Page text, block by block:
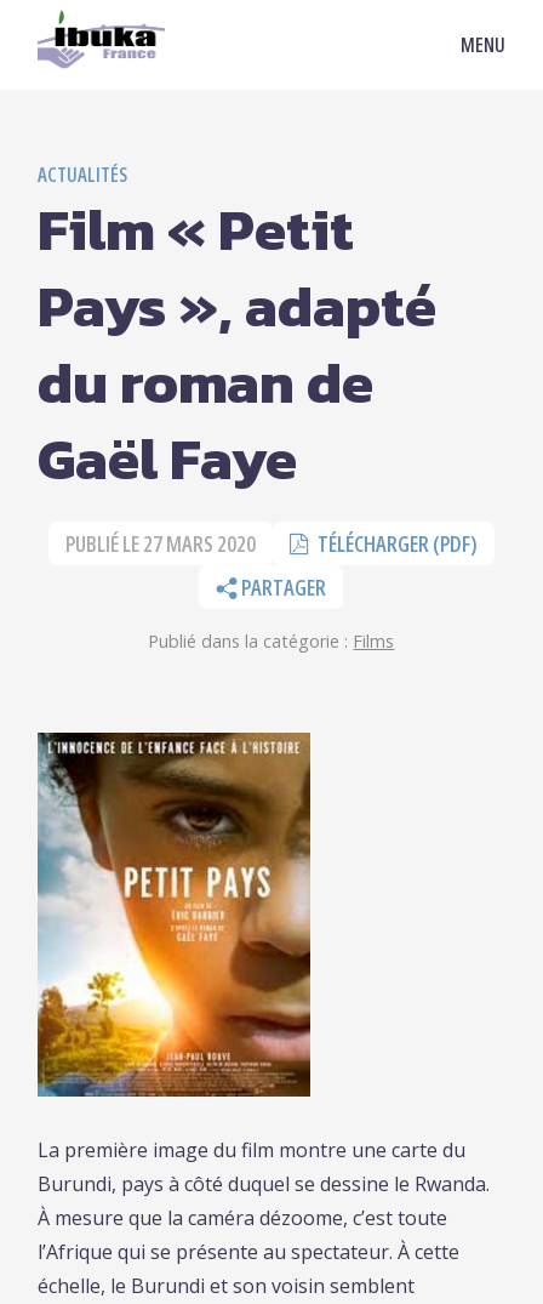
MENU
ACTUALITÉS
Film « Petit
Pays », adapté
du roman de
Gaël Faye
PUBLIÉ LE27 MARS 2020
TÉLÉCHARGER (PDF)
PARTAGER
Publié dans la catégorie : Films
La première image du film montre une carte du
Burundi, pays à côté duquel se dessine le Rwanda.
À mesure que la caméra dézoome, c’est toute
l’Afrique qui se présente au spectateur. À cette
échelle, le Burundi et son voisin semblent